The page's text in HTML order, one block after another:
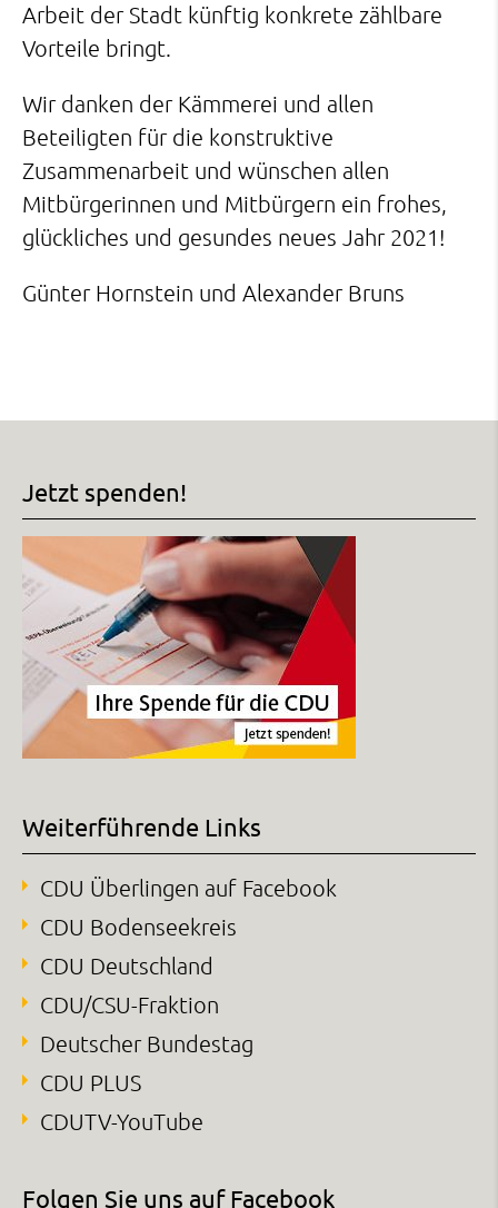
Arbeit der Stadt künftig konkrete zählbare
Vorteile bringt.
Wir danken der Kämmerei und allen
Beteiligten für die konstruktive
Zusammenarbeit und wünschen allen
Mitbürgerinnen und Mitbürgern ein frohes,
glückliches und gesundes neues Jahr 2021!
Günter Hornstein und Alexander Bruns
Jetzt spenden!
Weiterführende Links
CDU Überlingen auf Facebook
CDU Bodenseekreis
CDU Deutschland
CDU/CSU-Fraktion
Deutscher Bundestag
CDU PLUS
CDUTV-YouTube
Folgen Sie uns auf Facebook